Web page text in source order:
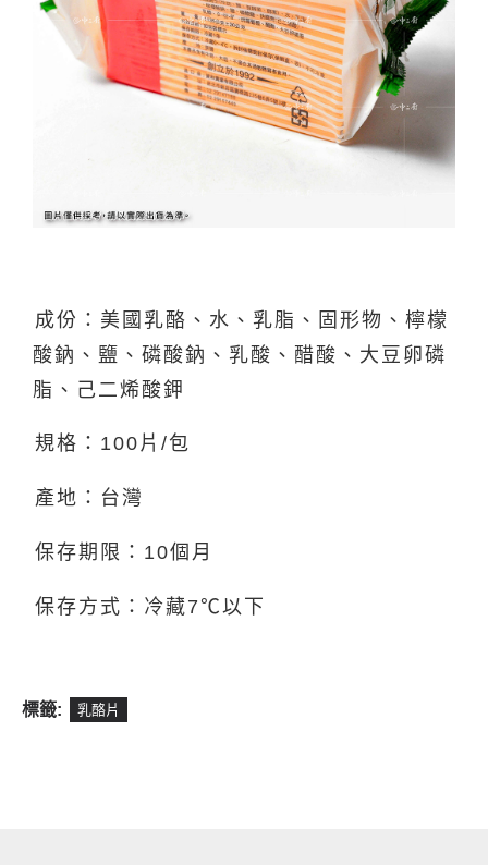
成份：美國乳酪、水、乳脂、固形物、檸檬
酸鈉、鹽、磷酸鈉、乳酸、醋酸、大豆卵磷
脂、己二烯酸鉀
規格：100片/包
產地：台灣
保存期限：10個月
保存方式：冷藏7℃以下
標籤: 乳酪片